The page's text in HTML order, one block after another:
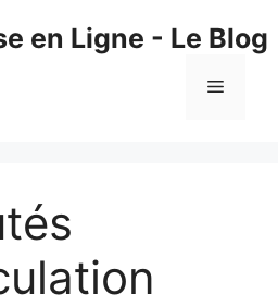
en Ligne - Le Blog
Menu